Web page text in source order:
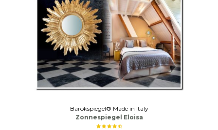
Barokspiegel® Made in Italy
Zonnespiegel Eloisa